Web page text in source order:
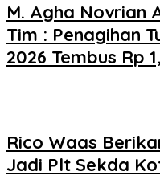
M. Agha Novrian
Tim : Penagihan
2026 Tembus Rp
Rico Waas
Jadi Plt Sekda